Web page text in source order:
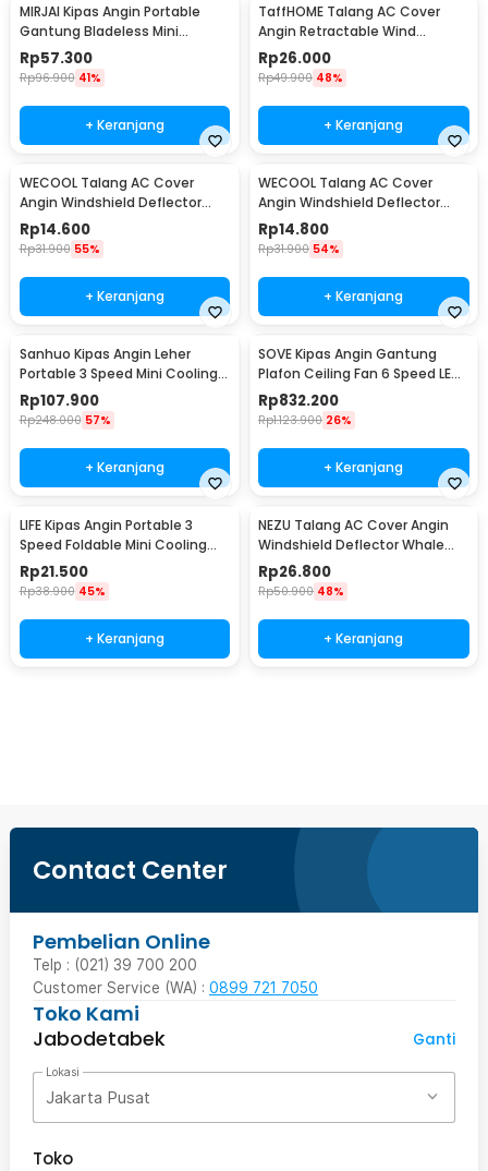
MIRJAI Kipas Angin Portable
Gantung Bladeless Mini
Cooling Fan 1200mAh - 6171
Rp57.300
Rp96.900 41%
+ Keranjang
TaffHOME Talang AC Cover
Angin Retractable Wind
Deflector - W92
Rp26.000
Rp49.900 48%
+ Keranjang
WECOOL Talang AC Cover
Angin Windshield Deflector
Cute Design Ski Animal - WL90
Rp14.600
Rp31.900 55%
+ Keranjang
WECOOL Talang AC Cover
Angin Windshield Deflector
Cute Design Winter Ice World -
WL90
Rp14.800
Rp31.900 54%
+ Keranjang
Sanhuo Kipas Angin Leher
Portable 3 Speed Mini Cooling
Fan 1800mAh - 350
Rp107.900
Rp248.000 57%
+ Keranjang
SOVE Kipas Angin Gantung
Plafon Ceiling Fan 6 Speed LED
52 Inch - FS2008
Rp832.200
Rp1.123.900 26%
+ Keranjang
LIFE Kipas Angin Portable 3
Speed Foldable Mini Cooling
Fan 800mAh - Y8
Rp21.500
Rp38.900 45%
+ Keranjang
NEZU Talang AC Cover Angin
Windshield Deflector Whale
Pattern - N9S
Rp26.800
Rp50.900 48%
+ Keranjang
Contact Center
Pembelian Online
Telp : (021) 39 700 200
Customer Service (WA) : 0899 721 7050
Toko Kami
Jabodetabek
Ganti
Lokasi
Jakarta Pusat
Toko